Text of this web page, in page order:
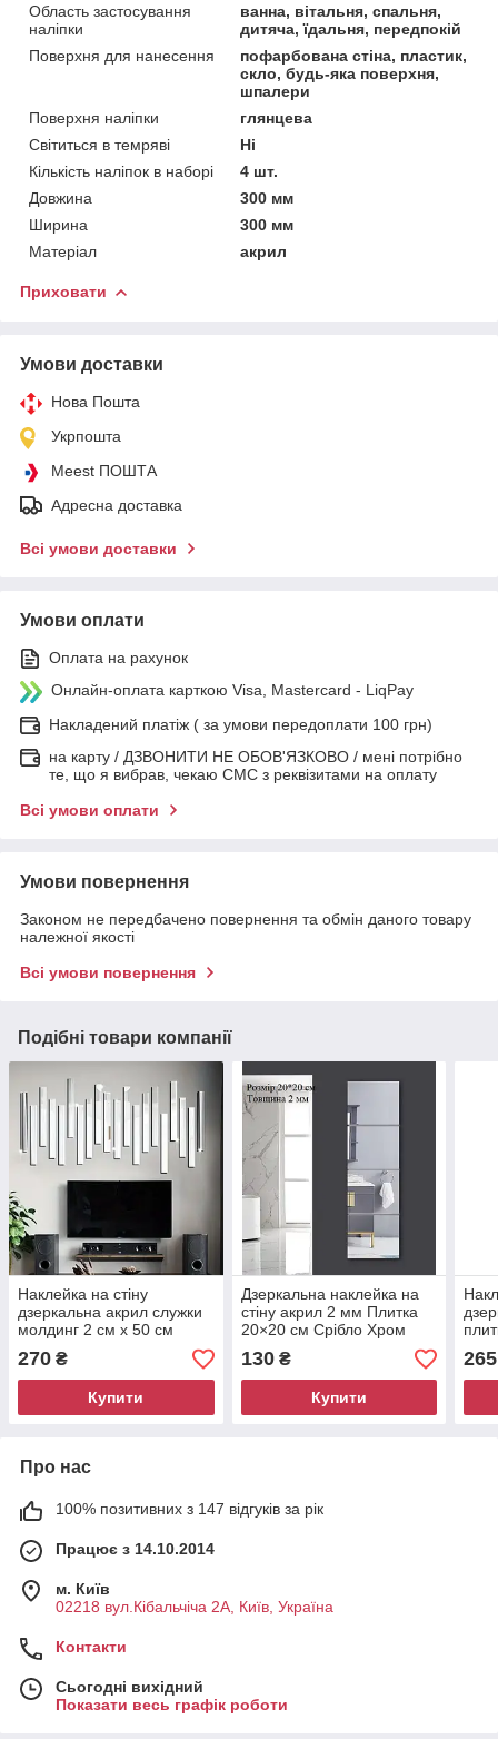
Область застосування
наліпки
ванна, вітальня, спальня,
дитяча, їдальня, передпокій
Поверхня для нанесення
пофарбована стіна, пластик,
скло, будь-яка поверхня,
шпалери
Поверхня наліпки
глянцева
Світиться в темряві
Ні
Кількість наліпок в наборі
4 шт.
Довжина
300 мм
Ширина
300 мм
Матеріал
акрил
Приховати
Умови доставки
Нова Пошта
Укрпошта
Meest ПОШТА
Адресна доставка
Всі умови доставки
Умови оплати
Оплата на рахунок
Онлайн-оплата карткою Visa, Mastercard - LiqPay
Накладений платіж ( за умови передоплати 100 грн)
на карту / ДЗВОНИТИ НЕ ОБОВ'ЯЗКОВО / мені потрібно
те, що я вибрав, чекаю СМС з реквізитами на оплату
Всі умови оплати
Умови повернення
Законом не передбачено повернення та обмін даного товару
належної якості
Всі умови повернення
Подібні товари компанії
Наклейка на стіну
дзеркальна акрил служки
молдинг 2 см x 50 см
срібло хром набір 10 штук
270 ₴
Купити
Дзеркальна наклейка на
стіну акрил 2 мм Плитка
20×20 см Срібло Хром
Декор 8933
130₴
Купити
265
Про нас
100% позитивних з 147 відгуків за рік
Працює з 14.10.2014
м. Київ
02218 вул.Кібальчіча 2А, Київ, Україна
Контакти
Сьогодні вихідний
Показати весь графік роботи